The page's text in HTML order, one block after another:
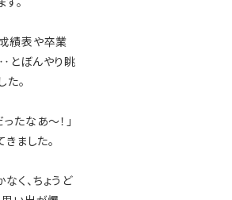
績表や卒業
とぼんやり眺
。
たなあ～！」
ました。
く、ちょうど